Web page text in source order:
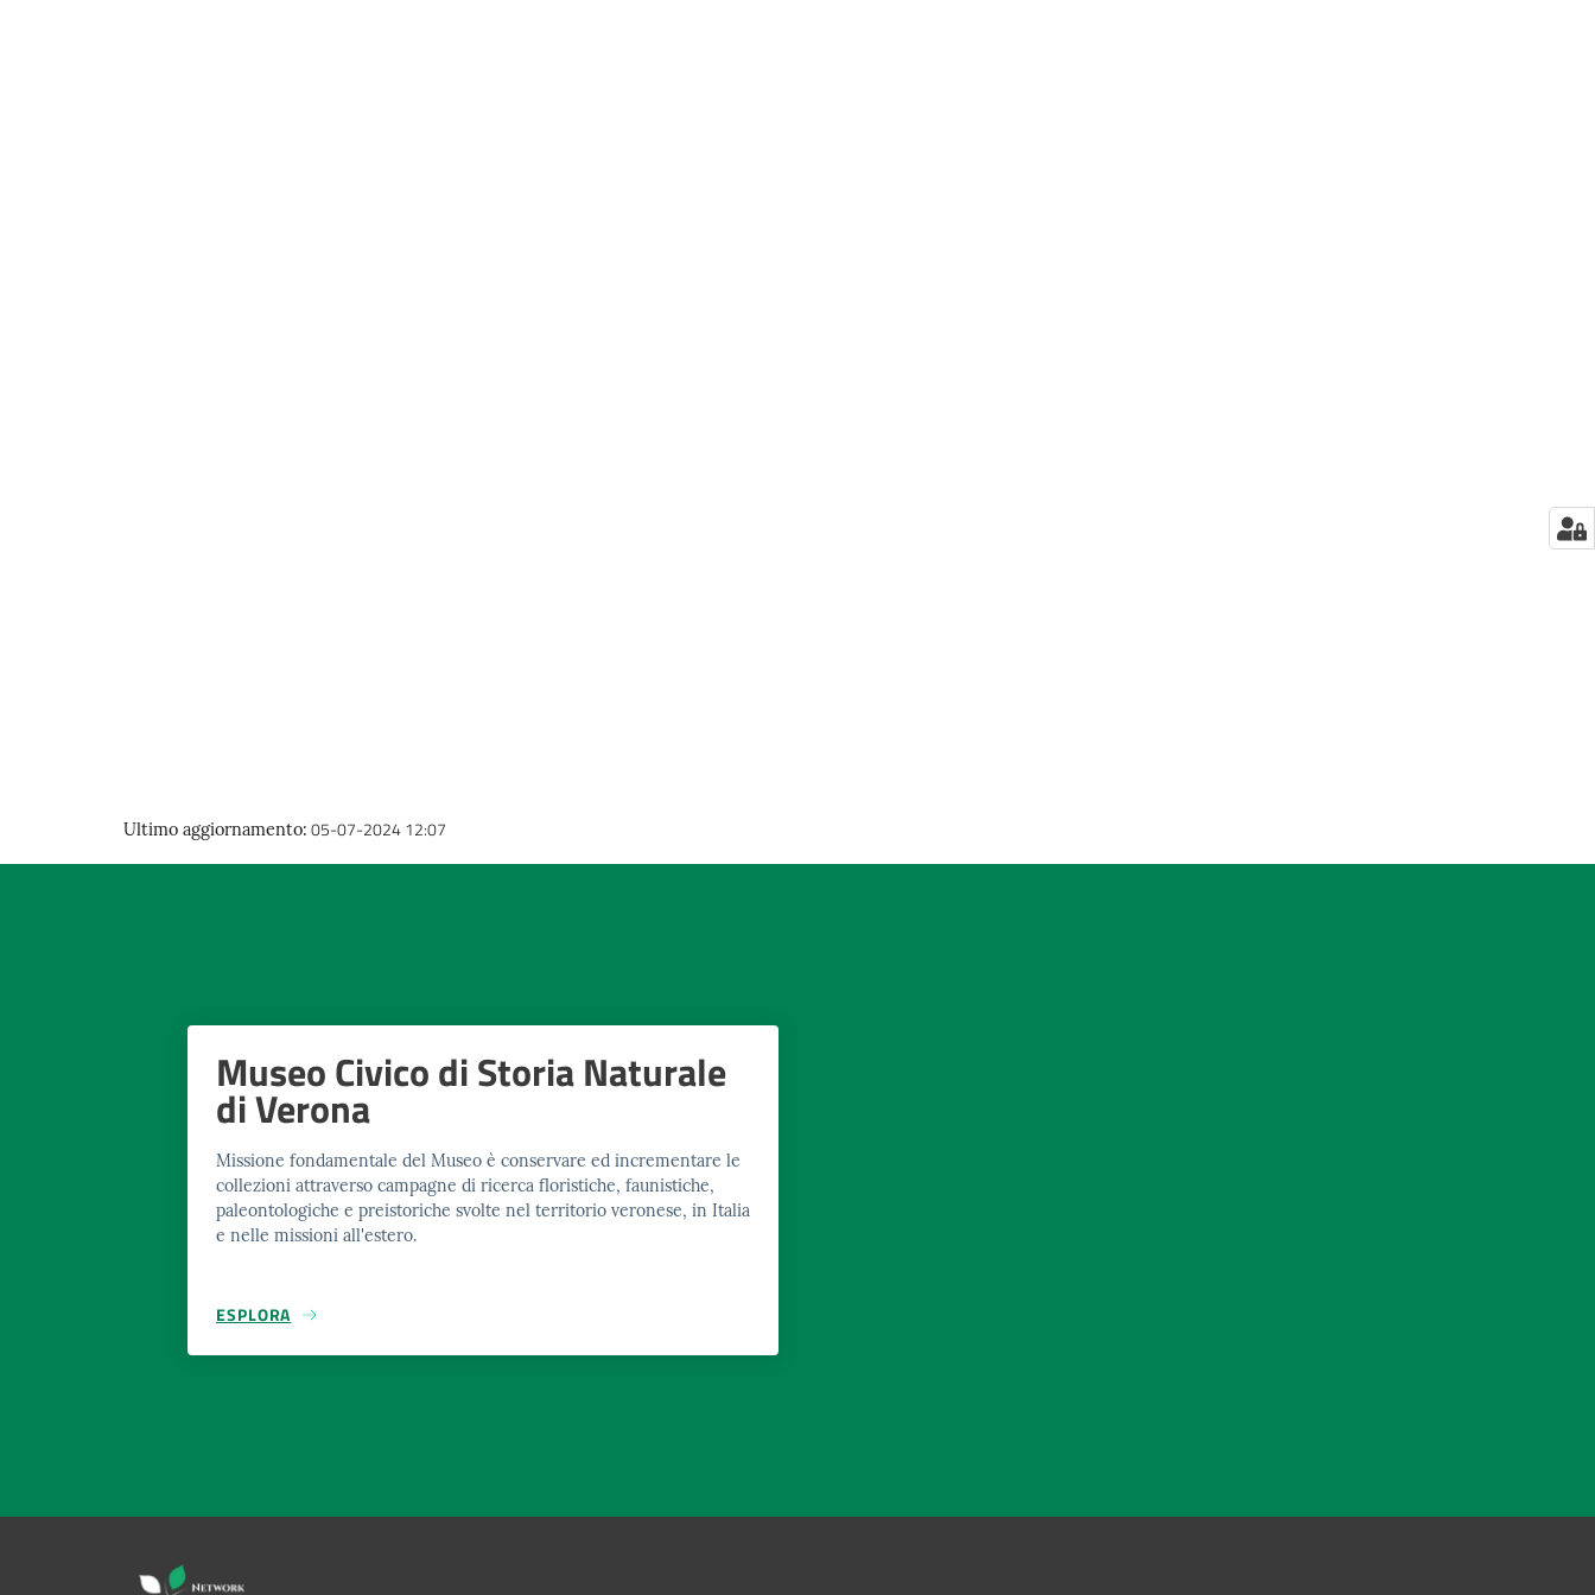
Ultimo aggiornamento: 05-07-2024 12:07
Museo Civico di Storia Naturale
di Verona
Missione fondamentale del Museo è conservare ed incrementare le
collezioni attraverso campagne di ricerca floristiche, faunistiche,
paleontologiche e preistoriche svolte nel territorio veronese, in Italia
e nelle missioni all'estero.
ESPLORA